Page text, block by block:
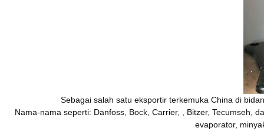
Sebagai salah satu eksportir terkemuka China di
Nama-nama seperti: Danfoss, Bock, Carrier, , Bitzer, Tecumseh,
evaporator,